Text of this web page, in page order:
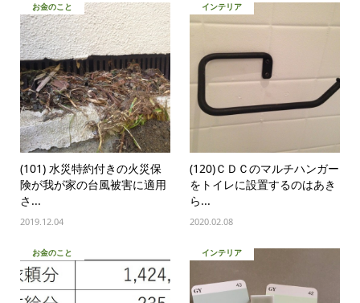
お金のこと
(101) 水災特約付きの火災保
険が我が家の台風被害に適用
さ...
2019.12.04
インテリア
(120)ＣＤＣのマルチハンガー
をトイレに設置するのはあき
ら...
2020.02.08
お金のこと インテリア